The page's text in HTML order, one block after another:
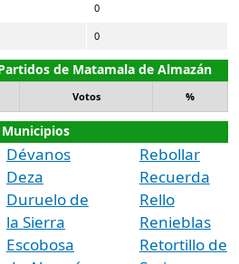
0
0
de Matamala de Almazán
Votos %
Municipios
Dévanos
Deza
Duruelo de
la Sierra
Escobosa
Rebollar
Recuerda
Rello
Renieblas
Retortillo de